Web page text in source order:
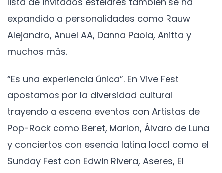
expandido a personalidades como Rauw
Alejandro, Anuel AA, Danna Paola, Anitta y
muchos más.
“Es una experiencia única”. En Vive Fest
apostamos por la diversidad cultural
trayendo a escena eventos con Artistas de
Pop-Rock como Beret, Marlon, Álvaro de Luna
y conciertos con esencia latina local como el
Sunday Fest con Edwin Rivera, Aseres, El